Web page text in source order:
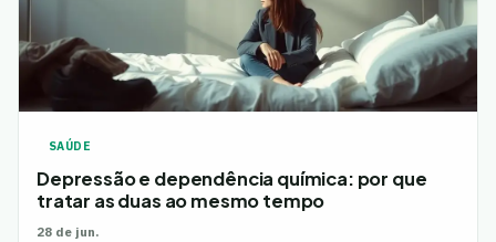
SAÚDE
Depressão e dependência química: por que
tratar as duas ao mesmo tempo
28 de jun.